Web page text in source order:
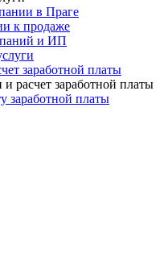
в Праге
к продаже
и ИП
заработной платы
расчет заработной платы
заработной платы